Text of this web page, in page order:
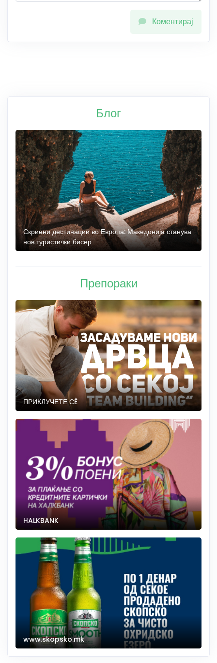
Коментирај
Блог
Скриени дестинации во Европа: Македонија станува
нов туристички бисер
Препораки
ПРИКЛУЧЕТЕ СÈ
HALKBANK
www.skopsko.mk